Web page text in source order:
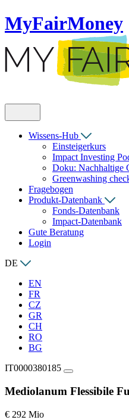
MyFairMoney
Wissens-Hub
Einsteigerkurs
Impact Investing
Doku: Nachhaltige
Greenwashing
Fragebogen
Produkt-Datenbank
Fonds-Datenbank
Impact-Datenbank
Gute Beratung
Login
DE
EN
FR
CZ
GR
CH
RO
BG
IT0000380185
Mediolanum Flessibile
€ 292 Mio